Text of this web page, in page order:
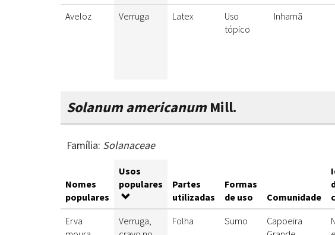
Aveloz Verruga Latex
Uso
tópico
Inhamã
Solanum americanumMill.
Família: Solanaceae
Nomes
populares
Usos
populares
Partes
utilizadas
Formas
de uso
Comunidade
Erva
Verruga,
Folha Sumo
Capoeira